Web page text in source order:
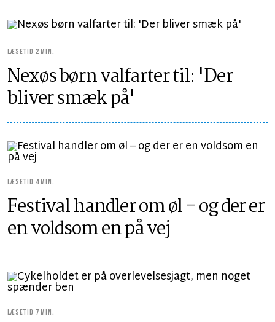
LÆSETID 2 MIN.
Nexøs børn valfarter til: 'Der
bliver smæk på'
LÆSETID 4 MIN.
Festival handler om øl – og der er
en voldsom en på vej
LÆSETID 7 MIN.